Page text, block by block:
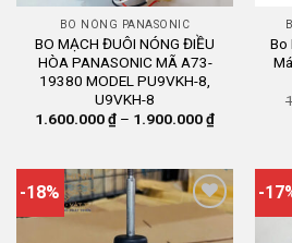
BO NÓNG PANASONIC
BO MẠCH ĐUÔI NÓNG ĐIỀU
HÒA PANASONIC MÃ A73-
19380 MODEL PU9VKH-8,
U9VKH-8
1.600.000₫ – 1.900.000₫Khoảng
đến
1.900.000 ₫
Bo
-18% -